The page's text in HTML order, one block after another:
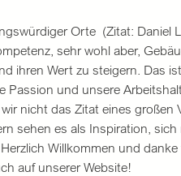
Orte (Zitat: Daniel
sehr wohl aber,
ihren Wert zu steigern. Das
Passion und unsere
nicht das Zitat eines großen
sehen es als Inspiration, sich
Willkommen und danke
auf unserer Website!